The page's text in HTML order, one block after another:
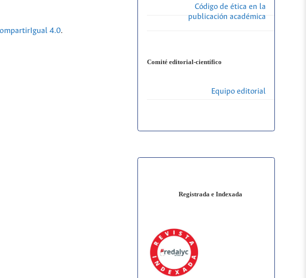
4.0.
Código de ética en la
publicación académica
Comité editorial-científico
Equipo editorial
Registrada e Indexada